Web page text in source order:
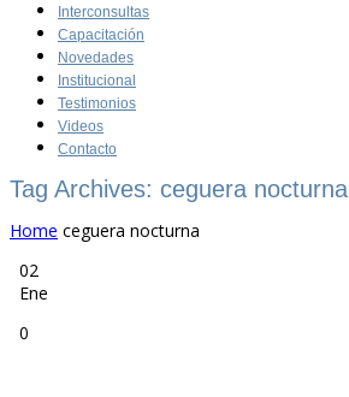
Interconsultas
Capacitación
Novedades
Institucional
Testimonios
Videos
Contacto
Tag Archives: ceguera nocturna
Home ceguera nocturna
02
Ene
0